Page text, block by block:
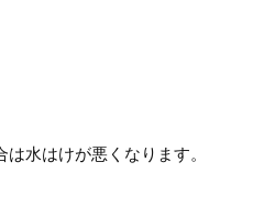
水はけが悪くなります。